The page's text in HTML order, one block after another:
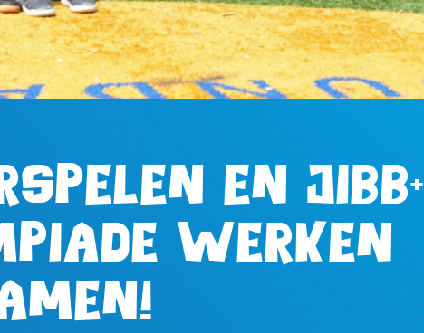
en Jibb+
werken